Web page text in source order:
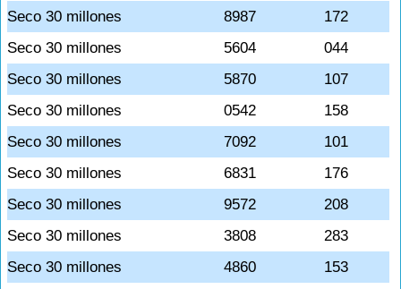
Seco 30 millones
8987
172
Seco 30 millones
5604
044
Seco 30 millones
5870
107
Seco 30 millones
0542
158
Seco 30 millones
7092
101
Seco 30 millones
6831
176
Seco 30 millones
9572
208
Seco 30 millones
3808
283
Seco 30 millones
4860
153